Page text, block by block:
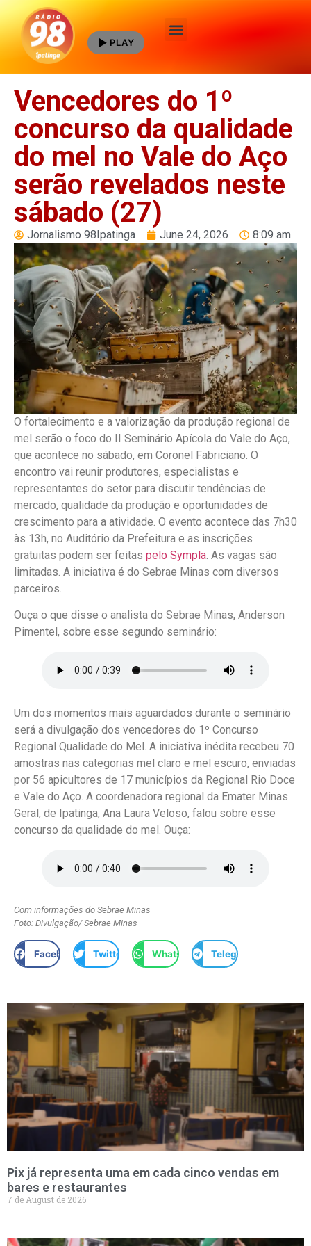
PLAY
Vencedores do 1º
concurso da qualidade
do mel no Vale do Aço
serão revelados neste
sábado (27)
Jornalismo 98Ipatinga June 24, 2026 8:09 am
O fortalecimento e a valorização da produção regional de
mel serão o foco do II Seminário Apícola do Vale do Aço,
que acontece no sábado, em Coronel Fabriciano. O
encontro vai reunir produtores, especialistas e
representantes do setor para discutir tendências de
mercado, qualidade da produção e oportunidades de
crescimento para a atividade. O evento acontece das 7h30
às 13h, no Auditório da Prefeitura e as inscrições
gratuitas podem ser feitas pelo Sympla. As vagas são
limitadas. A iniciativa é do Sebrae Minas com diversos
parceiros.
Ouça o que disse o analista do Sebrae Minas, Anderson
Pimentel, sobre esse segundo seminário:
Um dos momentos mais aguardados durante o seminário
será a divulgação dos vencedores do 1º Concurso
Regional Qualidade do Mel. A iniciativa inédita recebeu 70
amostras nas categorias mel claro e mel escuro, enviadas
por 56 apicultores de 17 municípios da Regional Rio Doce
e Vale do Aço. A coordenadora regional da Emater Minas
Geral, de Ipatinga, Ana Laura Veloso, falou sobre esse
concurso da qualidade do mel. Ouça:
Com informações do Sebrae Minas
Foto: Divulgação/ Sebrae Minas
Facebook Twitter WhatsApp Telegram
Pix já representa uma em cada cinco vendas em
bares e restaurantes
7 de August de 2026